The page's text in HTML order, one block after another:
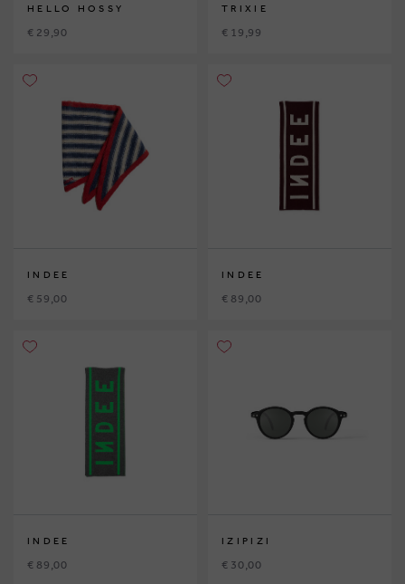
HELLO HOSSY
€ 29,90
TRIXIE
€ 19,99
INDEE
€ 59,00
INDEE
€ 89,00
INDEE
€ 89,00
IZIPIZI
€ 30,00